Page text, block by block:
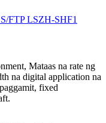
Mataas na rate ng
na digital application na
fixed